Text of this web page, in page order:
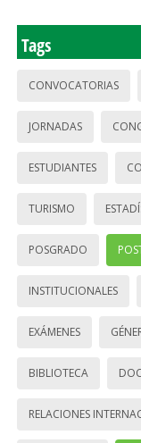
Tags
CONVOCATORIAS
JORNADAS
ESTUDIANTES
TURISMO
POSGRADO
INSTITUCIONALES
EXÁMENES
BIBLIOTECA
RELACIONES